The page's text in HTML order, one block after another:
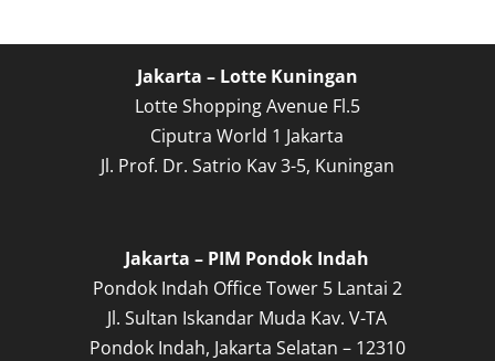
Jakarta – Lotte Kuningan
Lotte Shopping Avenue Fl.5
Ciputra World 1 Jakarta
Jl. Prof. Dr. Satrio Kav 3-5, Kuningan
Jakarta – PIM Pondok Indah
Pondok Indah Office Tower 5 Lantai 2
Jl. Sultan Iskandar Muda Kav. V-TA
Pondok Indah, Jakarta Selatan – 12310